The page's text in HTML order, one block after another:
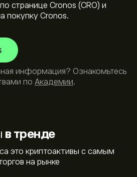
в тренде
это криптоактивы с самым
на рынке
странице Cronos (CRO) и
покупку Cronos.
информация? Ознакомьтесь
по Академии.